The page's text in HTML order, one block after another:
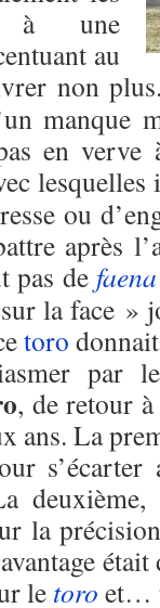
à une
au
non
manque
en
lesquelles
ou
après
pas de faena
la face »
toro
par
, de retour
ans. La
la
le toro et…